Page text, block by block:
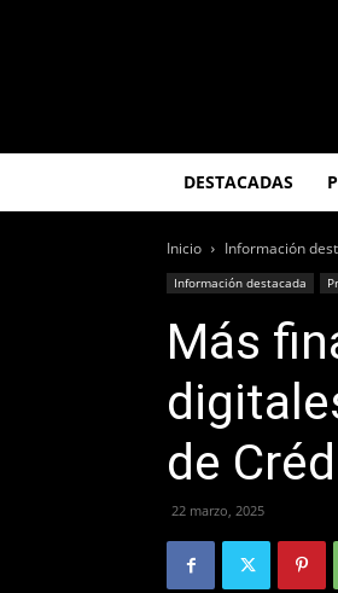
DESTACADAS
Inicio Información
Información destacada
Más
de
22 marzo, 2025